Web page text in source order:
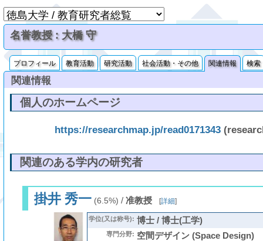
名誉教授 : 大橋 守
プロフィール 教育活動 研究活動 社会活動・その他 関連情報 検索
関連情報
個人のホームページ
https://researchmap.jp/read0171343
関連のある学内の研究者
掛井 秀一(6.5%) / 准教授 [詳細]
学位(又は称号): 博士 / 博士(工学)
専門分野: 空間デザイン (Space Design)